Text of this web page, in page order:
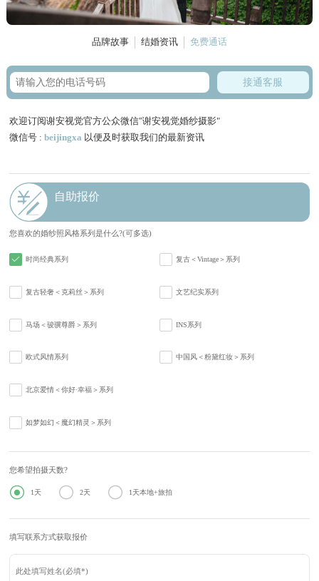
品牌故事 结婚资讯 免费通话
接通客服
欢迎订阅谢安视觉官方公众微信"谢安视觉婚纱摄影"
微信号 :beijingxa 以便及时获取我们的最新资讯
自助报价
您喜欢的婚纱照风格系列是什么?(可多选)
时尚经典系列 复古＜Vintage＞系列
复古轻奢＜克莉丝＞系列 文艺纪实系列
马场＜骏骥尊爵＞系列 INS系列
欧式风情系列 中国风＜粉黛红妆＞系列
北京爱情＜你好·幸福＞系列
如梦如幻＜魔幻精灵＞系列
您希望拍摄天数?
 1天  2天  1天本地+旅拍
填写联系方式获取报价